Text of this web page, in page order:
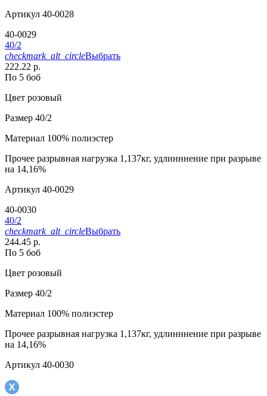
Артикул 40-0028
40-0029
40/2
checkmark_alt_circleВыбрать
222.22 р.
По 5 боб
Цвет розовый
Размер 40/2
Материал 100% полиэстер
Прочее разрывная нагрузка 1,137кг, удлинннение при разрыве
на 14,16%
Артикул 40-0029
40-0030
40/2
checkmark_alt_circleВыбрать
244.45 р.
По 5 боб
Цвет розовый
Размер 40/2
Материал 100% полиэстер
Прочее разрывная нагрузка 1,137кг, удлинннение при разрыве
на 14,16%
Артикул 40-0030